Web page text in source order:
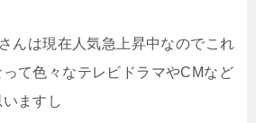
んは現在人気急上昇中なのでこれ
て色々なテレビドラマやCMなど
ますし